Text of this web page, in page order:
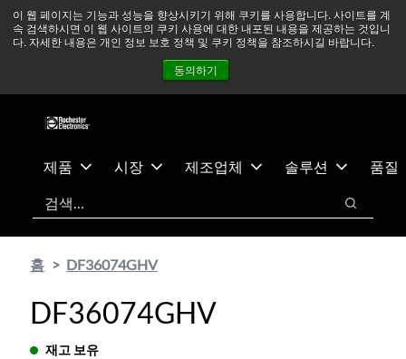
이 웹 페이지는 기능과 성능을 향상시키기 위해 쿠키를 사용합니다. 사이트를 계
속 검색하시면 이 웹 사이트의 쿠키 사용에 대한 내포된 내용을 제공하는 것입니
다. 자세한 내용은 개인 정보 보호 정책 및 쿠키 정책을 참조하시길 바랍니다.
동의하기
츠
건
중동 지역 상황을 지속적으로 주시하고 있으며, 모든 서비스는
정상적으로 운영되고 있습니다. 더 읽어보기 →
뉴스
문의하기
제품 시장 제조업체 솔루션
품질
검색
검색
홈 DF36074GHV
DF36074GHV
재고 보유